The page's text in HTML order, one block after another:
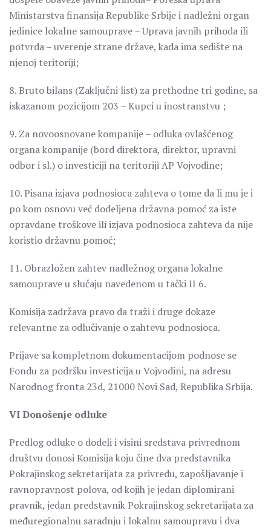
Ministarstva finansija Republike Srbije i nadležni organ
jedinice lokalne samouprave – Uprava javnih prihoda ili
potvrda – uverenje strane države, kada ima sedište na
njenoj teritoriji;
8. Bruto bilans (Zaključni list) za prethodne tri godine, sa
iskazanom pozicijom 203 – Kupci u inostranstvu ;
9. Za novoosnovane kompanije – odluka ovlašćenog
organa kompanije (bord direktora, direktor, upravni
odbor i sl.) o investiciji na teritoriji AP Vojvodine;
10. Pisana izjava podnosioca zahteva o tome da li mu je i
po kom osnovu već dodeljena državna pomoć za iste
opravdane troškove ili izjava podnosioca zahteva da nije
koristio državnu pomoć;
11. Obrazložen zahtev nadležnog organa lokalne
samouprave u slučaju navedenom u tački II 6.
Komisija zadržava pravo da traži i druge dokaze
relevantne za odlučivanje o zahtevu podnosioca.
Prijave sa kompletnom dokumentacijom podnose se
Fondu za podršku investicija u Vojvodini, na adresu
Narodnog fronta 23d, 21000 Novi Sad, Republika Srbija.
VI Donošenje odluke
Predlog odluke o dodeli i visini sredstava privrednom
društvu donosi Komisija koju čine dva predstavnika
Pokrajinskog sekretarijata za privredu, zapošljavanje i
ravnopravnost polova, od kojih je jedan diplomirani
pravnik, jedan predstavnik Pokrajinskog sekretarijata za
međuregionalnu saradnju i lokalnu samoupravu i dva